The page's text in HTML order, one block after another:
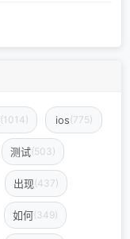
(1014) ios(775)
测试(503)
出现(437)
如何(349)